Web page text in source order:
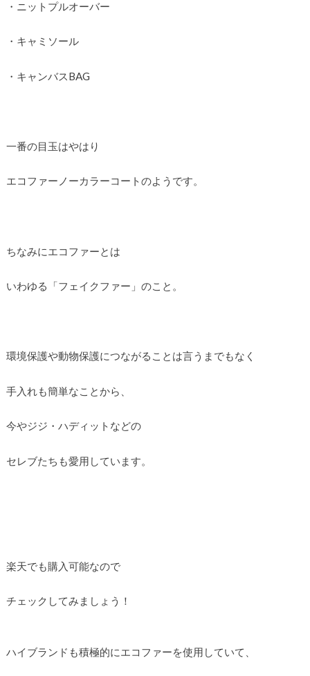
・ニットプルオーバー
・キャミソール
・キャンバスBAG
一番の目玉はやはり
エコファーノーカラーコートのようです。
ちなみにエコファーとは
いわゆる「フェイクファー」のこと。
環境保護や動物保護につながることは言うまでもなく
手入れも簡単なことから、
今やジジ・ハディットなどの
セレブたちも愛用しています。
楽天でも購入可能なので
チェックしてみましょう！
ハイブランドも積極的にエコファーを使用していて、